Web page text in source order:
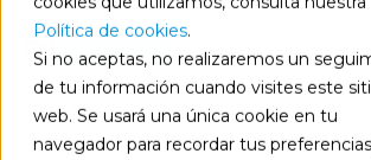
Política de cookies.
Si no aceptas, no realizaremos un
de tu información cuando visites este
web. Se usará una única cookie en tu
navegador para recordar tus